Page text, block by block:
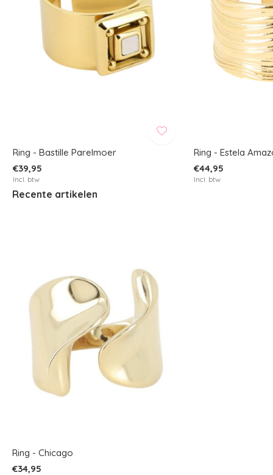
Ring - Bastille Parelmoer
€39,95
Incl. btw
Ring - Estela
€44,95
Incl. btw
Recente artikelen
Ring - Chicago
€34,95